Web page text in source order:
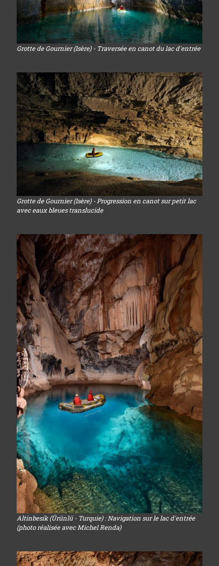
Grotte de Gournier (Isère) - Traversée en canot du lac d'entrée
Grotte de Gournier (Isère) - Progression en canot sur petit lac
avec eaux bleues translucide
Altinbesik (Ürünlü - Turquie) : Navigation sur le lac d'entrée
(photo réalisée avec Michel Renda)